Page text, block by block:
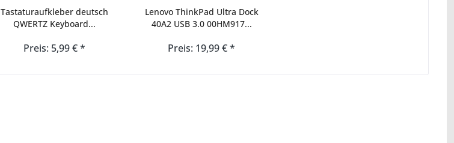
Tastaturaufkleber deutsch
QWERTZ Keyboard...
Preis: 5,99 € *
Lenovo ThinkPad Ultra Dock
40A2 USB 3.0 00HM917...
Preis: 19,99 € *